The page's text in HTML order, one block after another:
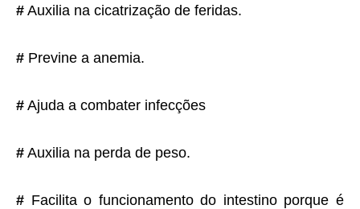
# Auxilia na cicatrização de feridas.
# Previne a anemia.
# Ajuda a combater infecções
# Auxilia na perda de peso.
# Facilita o funcionamento do intestino porque é